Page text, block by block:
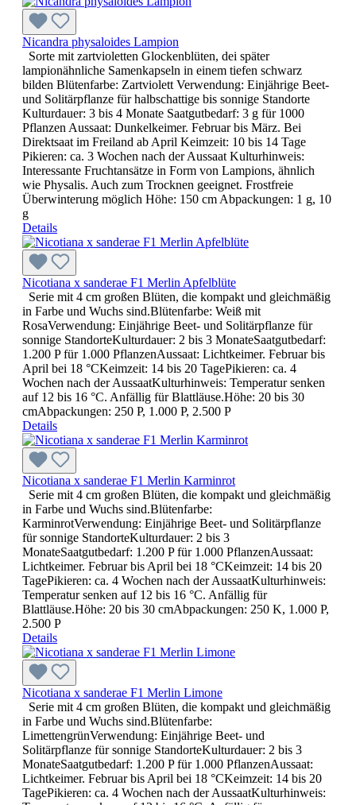
Nicandra physaloides Lampion
Sorte mit zartvioletten Glockenblüten, dei später
lampionähnliche Samenkapseln in einem tiefen schwarz
bilden Blütenfarbe: Zartviolett Verwendung: Einjährige Beet-
und Solitärpflanze für halbschattige bis sonnige Standorte
Kulturdauer: 3 bis 4 Monate Saatgutbedarf: 3 g für 1000
Pflanzen Aussaat: Dunkelkeimer. Februar bis März. Bei
Direktsaat im Freiland ab April Keimzeit: 10 bis 14 Tage
Pikieren: ca. 3 Wochen nach der Aussaat Kulturhinweis:
Interessante Fruchtansätze in Form von Lampions, ähnlich
wie Physalis. Auch zum Trocknen geeignet. Frostfreie
Überwinterung möglich Höhe: 150 cm Abpackungen: 1 g, 10
g
Details
Nicotiana x sanderae F1 Merlin Apfelblüte
Serie mit 4 cm großen Blüten, die kompakt und gleichmäßig
in Farbe und Wuchs sind.Blütenfarbe: Weiß mit
RosaVerwendung: Einjährige Beet- und Solitärpflanze für
sonnige StandorteKulturdauer: 2 bis 3 MonateSaatgutbedarf:
1.200 P für 1.000 PflanzenAussaat: Lichtkeimer. Februar bis
April bei 18 °CKeimzeit: 14 bis 20 TagePikieren: ca. 4
Wochen nach der AussaatKulturhinweis: Temperatur senken
auf 12 bis 16 °C. Anfällig für Blattläuse.Höhe: 20 bis 30
cmAbpackungen: 250 P, 1.000 P, 2.500 P
Details
Nicotiana x sanderae F1 Merlin Karminrot
Serie mit 4 cm großen Blüten, die kompakt und gleichmäßig
in Farbe und Wuchs sind.Blütenfarbe:
KarminrotVerwendung: Einjährige Beet- und Solitärpflanze
für sonnige StandorteKulturdauer: 2 bis 3
MonateSaatgutbedarf: 1.200 P für 1.000 PflanzenAussaat:
Lichtkeimer. Februar bis April bei 18 °CKeimzeit: 14 bis 20
TagePikieren: ca. 4 Wochen nach der AussaatKulturhinweis:
Temperatur senken auf 12 bis 16 °C. Anfällig für
Blattläuse.Höhe: 20 bis 30 cmAbpackungen: 250 K, 1.000 P,
2.500 P
Details
Nicotiana x sanderae F1 Merlin Limone
Serie mit 4 cm großen Blüten, die kompakt und gleichmäßig
in Farbe und Wuchs sind.Blütenfarbe:
LimettengrünVerwendung: Einjährige Beet- und
Solitärpflanze für sonnige StandorteKulturdauer: 2 bis 3
MonateSaatgutbedarf: 1.200 P für 1.000 PflanzenAussaat:
Lichtkeimer. Februar bis April bei 18 °CKeimzeit: 14 bis 20
TagePikieren: ca. 4 Wochen nach der AussaatKulturhinweis: